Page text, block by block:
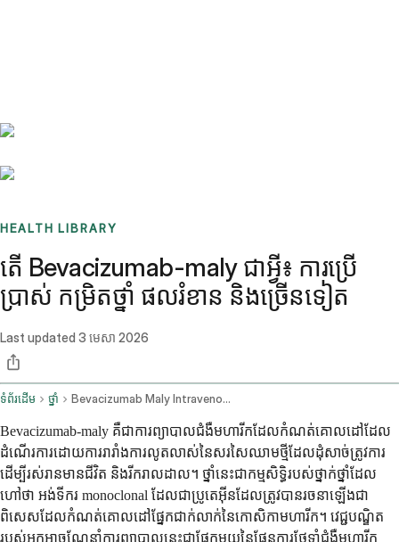
HEALTH LIBRARY
តើ Bevacizumab-maly ជាអ្វី៖ ការប្រើ
ប្រាស់ កម្រិតថ្នាំ ផលរំខាន និងច្រើនទៀត
Last updated 3 មេសា 2026
ទំព័រដើម ថ្នាំ Bevacizumab Maly Intravenous Route
Bevacizumab-maly គឺជាការព្យាបាលជំងឺមហារីកដែលកំណត់គោលដៅដែល
ដំណើរការដោយការរារាំងការលូតលាស់នៃសរសៃឈាមថ្មីដែលដុំសាច់ត្រូវការ
ដើម្បីរស់រានមានជីវិត និងរីករាលដាល។ ថ្នាំនេះជាកម្មសិទ្ធិរបស់ថ្នាក់ថ្នាំដែល
ហៅថា អង់ទីករ monoclonal ដែលជាប្រូតេអ៊ីនដែលត្រូវបានរចនាឡើងជា
ពិសេសដែលកំណត់គោលដៅផ្នែកជាក់លាក់នៃកោសិកាមហារីក។ វេជ្ជបណ្ឌិត
របស់អ្នកអាចណែនាំការព្យាបាលនេះជាផ្នែកមួយនៃផែនការថែទាំជំងឺមហារីក